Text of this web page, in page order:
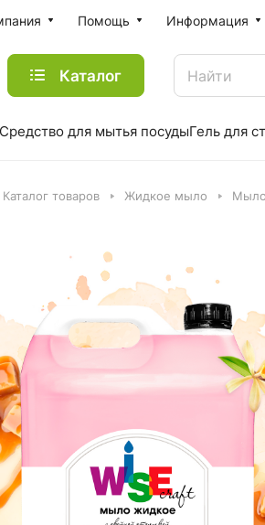
Помощь Информация
Каталог
Средство для мытья посудыГель для
Каталог товаров Жидкое мыло Мыло